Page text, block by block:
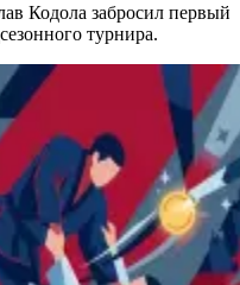
Кодола забросил первый
турнира.